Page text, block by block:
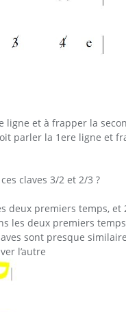
et à frapper la
parler la 1ere ligne et
claves 3/2 et 2/3 ?
deux premiers temps,
les deux premiers
sont presque
l’autre